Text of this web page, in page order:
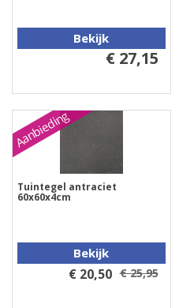
Bekijk
€ 27,15
Aanbieding
Tuintegel antraciet
60x60x4cm
Bekijk
€ 20,50 € 25,95